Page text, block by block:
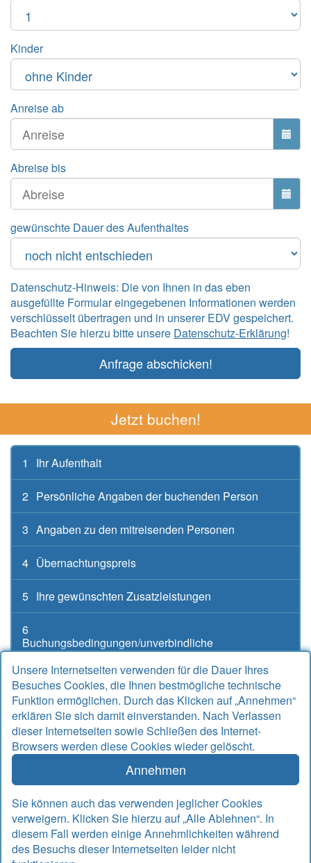
Unsere Internetseiten verwenden für die Dauer Ihres
Besuches Cookies, die Ihnen bestmögliche technische
Funktion ermöglichen. Durch das Klicken auf „Annehmen“
erklären Sie sich damit einverstanden. Nach Verlassen
dieser Internetseiten sowie Schließen des Internet-
Browsers werden diese Cookies wieder gelöscht.
Annehmen
Sie können auch das verwenden jeglicher Cookies
verweigern. Klicken Sie hierzu auf „Alle Ablehnen“. In
diesem Fall werden einige Annehmlichkeiten während
des Besuchs dieser Internetseiten leider nicht
Kinder
Anreise ab
Abreise bis
gewünschte Dauer des Aufenthaltes
Datenschutz-Hinweis: Die von Ihnen in das eben
ausgefüllte Formular eingegebenen Informationen werden
verschlüsselt übertragen und in unserer EDV gespeichert.
Beachten Sie hierzu bitte unsere Datenschutz-Erklärung!
Anfrage abschicken!
Jetzt buchen!
1 Ihr Aufenthalt
2 Persönliche Angaben der buchenden Person
3 Angaben zu den mitreisenden Personen
4 Übernachtungspreis
5 Ihre gewünschten Zusatzleistungen
6
Buchungsbedingungen/unverbindliche
Buchungsanfrage
Kontakt
Alter Sielweg 17 A
Telefon 04971 912667
Telefax
04971 925764
Email
info@rudek-ferienwohnungen.de
www.rudek-ferienwohnungen.de